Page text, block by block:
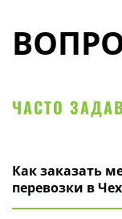
ЧАСТО
Как заказать
перевозки в